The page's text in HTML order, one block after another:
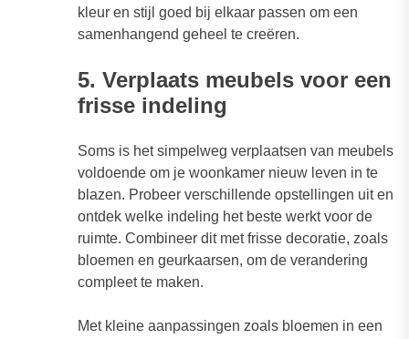
kleur en stijl goed bij elkaar passen om een
samenhangend geheel te creëren.
5. Verplaats meubels voor een
frisse indeling
Soms is het simpelweg verplaatsen van meubels
voldoende om je woonkamer nieuw leven in te
blazen. Probeer verschillende opstellingen uit en
ontdek welke indeling het beste werkt voor de
ruimte. Combineer dit met frisse decoratie, zoals
bloemen en geurkaarsen, om de verandering
compleet te maken.
Met kleine aanpassingen zoals bloemen in een